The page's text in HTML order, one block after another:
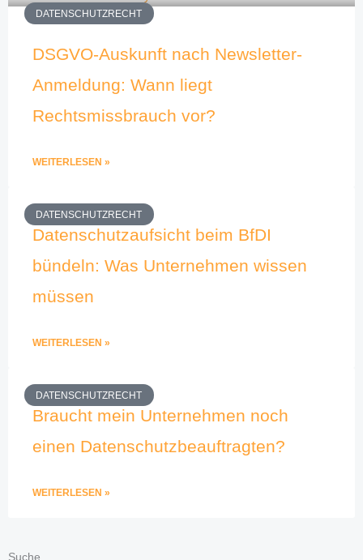
DATENSCHUTZRECHT
DSGVO-Auskunft nach Newsletter-
Anmeldung: Wann liegt
Rechtsmissbrauch vor?
WEITERLESEN »
DATENSCHUTZRECHT
Datenschutzaufsicht beim BfDI
bündeln: Was Unternehmen wissen
müssen
WEITERLESEN »
DATENSCHUTZRECHT
Braucht mein Unternehmen noch
einen Datenschutzbeauftragten?
WEITERLESEN »
Suche